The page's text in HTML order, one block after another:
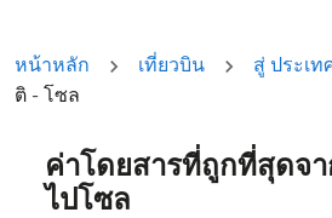
หน้าหลัก เที่ยวบิน สู่ ประเท
ติ - โซล
ค่าโดยสารที่ถูกที่สุดจา
ไปโซล
ลองอัปเดตเส้นทางของคุณ (ต้นท